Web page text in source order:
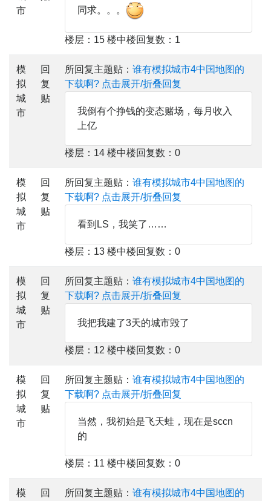
市
同求。。。
楼层：15 楼中楼回复数：1
模
拟
城
市
回
复
贴
所回复主题贴： 谁有模拟城市4中国地图的
下载啊? 点击展开/折叠回复
我倒有个挣钱的变态赌场，每月收入
上亿
楼层：14 楼中楼回复数：0
模
拟
城
市
回
复
贴
所回复主题贴： 谁有模拟城市4中国地图的
下载啊? 点击展开/折叠回复
看到LS，我笑了……
楼层：13 楼中楼回复数：0
模
拟
城
市
回
复
贴
所回复主题贴： 谁有模拟城市4中国地图的
下载啊? 点击展开/折叠回复
我把我建了3天的城市毁了
楼层：12 楼中楼回复数：0
模
拟
城
市
回
复
贴
所回复主题贴： 谁有模拟城市4中国地图的
下载啊? 点击展开/折叠回复
当然，我初始是飞天蛙，现在是sccn
的
楼层：11 楼中楼回复数：0
模
回
所回复主题贴： 谁有模拟城市4中国地图的